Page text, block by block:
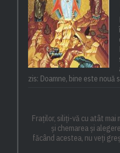
zis: Doamne, bine este nouă
Fraților, siliți-vă cu atât mai
și chemarea și
făcând acestea, nu veți